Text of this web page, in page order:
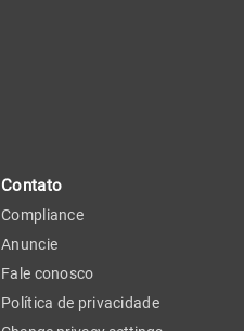
Contato
Compliance
Anuncie
Fale conosco
Política de privacidade